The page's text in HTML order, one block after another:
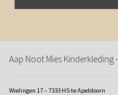
Aap Noot Mies Kinderkleding
Wielingen 17 – 7333 HS te Apeldoorn